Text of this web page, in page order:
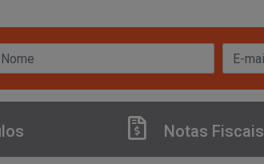
Notas Fiscais